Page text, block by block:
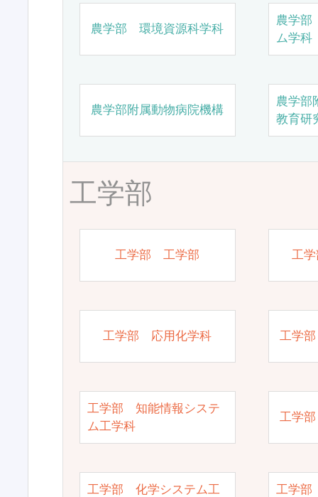
農学部 環境資源科学科
農学
ム学科
農学部附属動物病院機構
農学部
教育研
工学部
工学部 工学部 工
工学部 応用化学科 工学
工学部 知能情報システ
ム工学科
工学
工学部 化学システム工
工学部